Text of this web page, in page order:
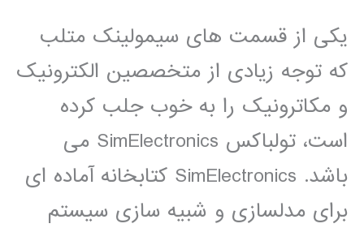
یکی از قسمت های سیمولینک متلب
که توجه زیادی از متخصصین الکترونیک
و مکاترونیک را به خوب جلب کرده
است، تولباکس SimElectronics می
باشد. SimElectronics کتابخانه آماده ای
برای مدلسازی و شبیه سازی سیستم